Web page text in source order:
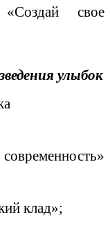
свое
улыбок
клад»;